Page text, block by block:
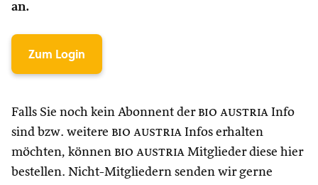
an.
Zum Login
Falls Sie noch kein Abonnent der bio austria Info
sind bzw. weitere bio austria Infos erhalten
möchten, können bio austria Mitglieder diese hier
bestellen. Nicht-Mitgliedern senden wir gerne